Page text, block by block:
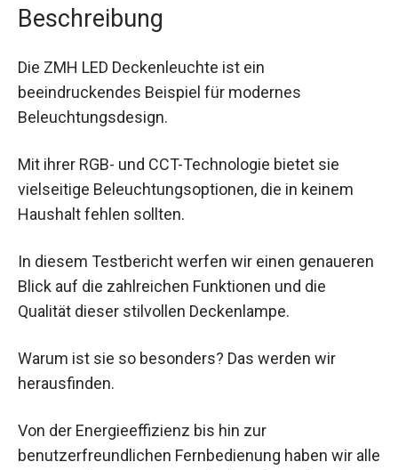
Beschreibung
Die ZMH LED Deckenleuchte ist ein
beeindruckendes Beispiel für modernes
Beleuchtungsdesign.
Mit ihrer RGB- und CCT-Technologie bietet sie
vielseitige Beleuchtungsoptionen, die in keinem
Haushalt fehlen sollten.
In diesem Testbericht werfen wir einen genaueren
Blick auf die zahlreichen Funktionen und die
Qualität dieser stilvollen Deckenlampe.
Warum ist sie so besonders? Das werden wir
herausfinden.
Von der Energieeffizienz bis hin zur
benutzerfreundlichen Fernbedienung haben wir alle